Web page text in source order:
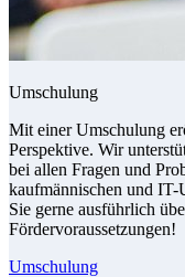
Umschulung
Mit einer Umschulung
Perspektive. Wir
bei allen Fragen und
kaufmännischen und IT-
Sie gerne ausführlich
Fördervoraussetzungen!
Umschulung